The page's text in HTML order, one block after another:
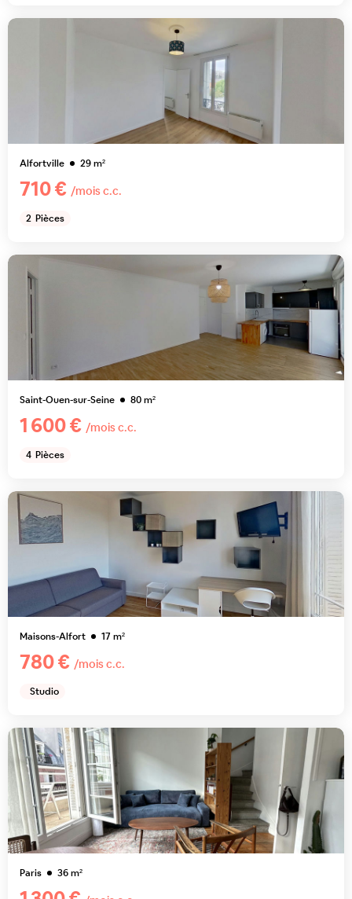
Alfortville 29m²
710 € /mois c.c.
2 Pièces
Saint-Ouen-sur-Seine 80m²
1 600 € /mois c.c.
4 Pièces
Maisons-Alfort 17m²
780 € /mois c.c.
Studio
Paris 36m²